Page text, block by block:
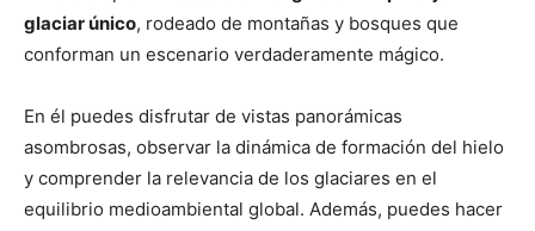
glaciar único, rodeado de montañas y bosques que
conforman un escenario verdaderamente mágico.
En él puedes disfrutar de vistas panorámicas
asombrosas, observar la dinámica de formación del hielo
y comprender la relevancia de los glaciares en el
equilibrio medioambiental global. Además, puedes hacer